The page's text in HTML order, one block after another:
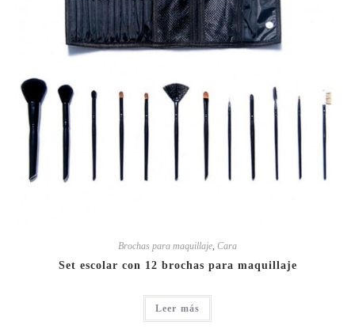
Brochas para maquillaje, Cara
Set escolar con 12 brochas para maquillaje
Leer más